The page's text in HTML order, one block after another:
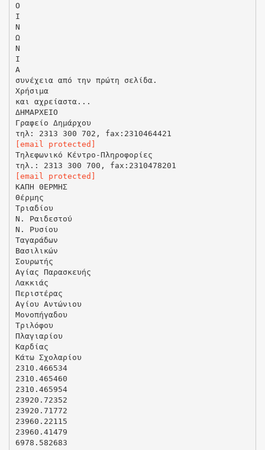
Ο
Ι
Ν
Ω
Ν
Ι
Α
συνέχεια από την πρώτη σελίδα.
Χρήσιμα
και αχρείαστα...
ΔΗΜΑΡΧΕΙΟ
Γραφείο Δημάρχoυ
[email protected]
Tηλεφωνικό Kέντρο-Πληροφορίες
[email protected]
ΚΑΠΗ ΘΕΡΜΗΣ
Θέρμης
Tριαδίoυ
N. Pαιδεστού
N. Pυσίου
Tαγαράδων
Βασιλικών
Σουρωτής
Αγίας Παρασκευής
Λακκιάς
Περιστέρας
Αγίου Αντώνιου
Μονοπήγαδου
Τριλόφου
Πλαγιαρίου
Καρδίας
Κάτω Σχολαρίου
2310.466534
2310.465460
2310.465954
23920.72352
23920.71772
23960.22115
23960.41479
6978.582683